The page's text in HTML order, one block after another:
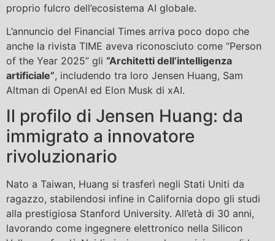
proprio fulcro dell’ecosistema AI globale.
L’annuncio del Financial Times arriva poco dopo che
anche la rivista TIME aveva riconosciuto come “Person
of the Year 2025” gli “Architetti dell’intelligenza
artificiale”, includendo tra loro Jensen Huang, Sam
Altman di OpenAI ed Elon Musk di xAI.
Il profilo di Jensen Huang: da
immigrato a innovatore
rivoluzionario
Nato a Taiwan, Huang si trasferì negli Stati Uniti da
ragazzo, stabilendosi infine in California dopo gli studi
alla prestigiosa Stanford University. All’età di 30 anni,
lavorando come ingegnere elettronico nella Silicon